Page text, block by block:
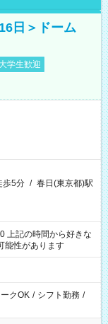
日＞ドーム
大学生歓迎
歩5分 / 春日(東京都)駅
能性があります
クOK / シフト勤務 /